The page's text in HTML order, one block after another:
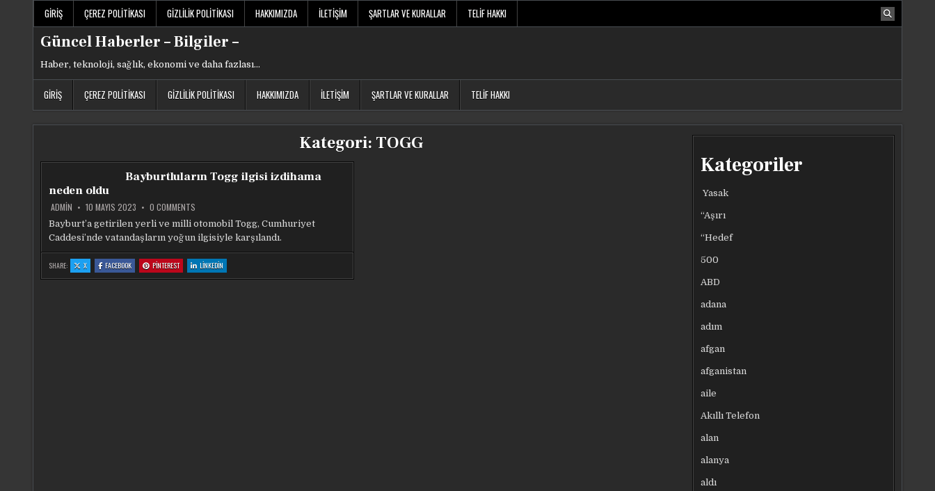
GIRIŞ ÇEREZ POLITIKASI GIZLILIK POLITIKASI HAKKIMIZDA İLETIŞIM ŞARTLAR VE KURALLAR TELIF HAKKI
Güncel Haberler – Bilgiler –
Haber, teknoloji, sağlık, ekonomi ve daha fazlası…
GIRIŞ ÇEREZ POLITIKASI GIZLILIK POLITIKASI HAKKIMIZDA İLETIŞIM ŞARTLAR VE KURALLAR TELIF HAKKI
Kategori: TOGG
Bayburtluların Togg ilgisi izdihama
neden oldu
ADMIN 10 MAYIS 2023 0 COMMENTS
TOGG
ILGISI
IZDIHAMA
OLDU
Bayburt’a getirilen yerli ve milli otomobil Togg, Cumhuriyet
Caddesi’nde vatandaşların yoğun ilgisiyle karşılandı.
SHARE: X:
BAYBURTLULARIN
TOGG
FACEBOOK:
BAYBURTLULARIN
TOGG
PINTEREST:
BAYBURTLULARIN
TOGG
LINKEDIN
BAYBURTLULARIN
TOGG
Kategoriler
Yasak
“Aşırı
“Hedef
500
ABD
adana
adım
afgan
afganistan
aile
Akıllı Telefon
alan
alanya
aldı